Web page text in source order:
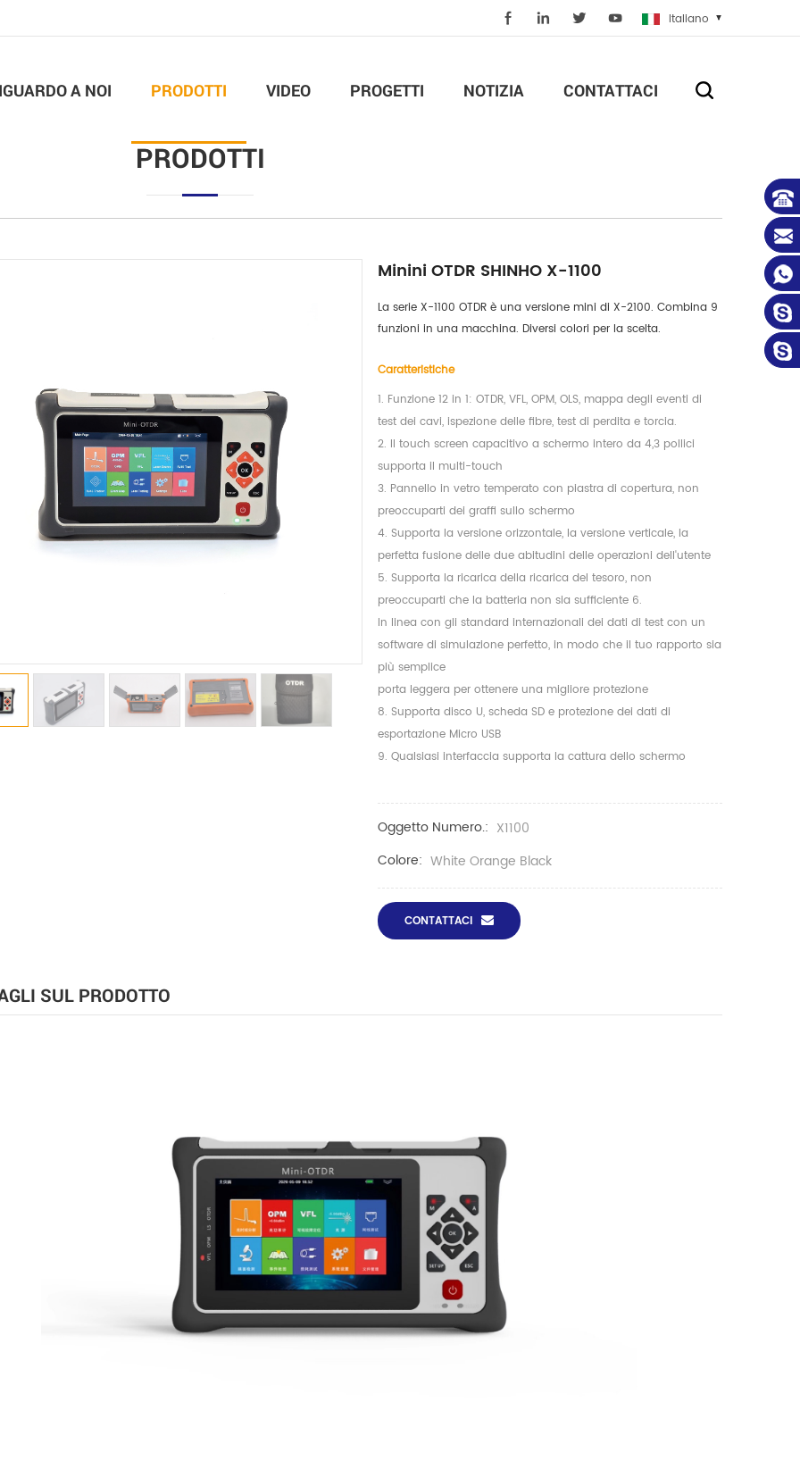
Italiano
A NOI PRODOTTI VIDEO PROGETTI NOTIZIA CONTATTACI
PRODOTTI
Minini OTDR SHINHO X-1100
La serie X-1100 OTDR è una versione mini di X-2100. Combina 9
funzioni in una macchina. Diversi colori per la scelta.
Caratteristiche
1. Funzione 12 in 1: OTDR, VFL, OPM, OLS, mappa degli eventi di
test dei cavi, ispezione delle fibre, test di perdita e torcia.
2. Il touch screen capacitivo a schermo intero da 4,3 pollici
supporta il multi-touch
3. Pannello in vetro temperato con piastra di copertura, non
preoccuparti dei graffi sullo schermo
4. Supporta la versione orizzontale, la versione verticale, la
perfetta fusione delle due abitudini delle operazioni dell'utente
5. Supporta la ricarica della ricarica del tesoro, non
preoccuparti che la batteria non sia sufficiente 6.
In linea con gli standard internazionali dei dati di test con un
software di simulazione perfetto, in modo che il tuo rapporto sia
più semplice
porta leggera per ottenere una migliore protezione
8. Supporta disco U, scheda SD e protezione dei dati di
esportazione Micro USB
9. Qualsiasi interfaccia supporta la cattura dello schermo
Oggetto Numero.: X1100
Colore: White Orange Black
CONTATTACI
SUL PRODOTTO